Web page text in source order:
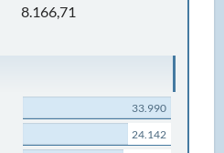
8.166,71
33.990
24.142